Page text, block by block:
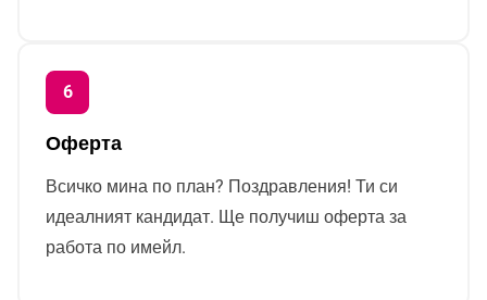
Оферта
Всичко мина по план? Поздравления! Ти си
идеалният кандидат. Ще получиш оферта за
работа по имейл.